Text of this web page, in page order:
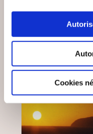
Cookies